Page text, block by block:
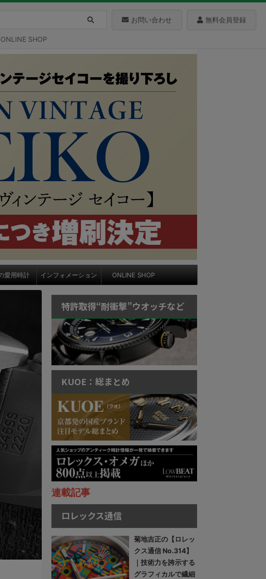
お問い合わせ 無料会員登録
ONLINE SHOP
愛用時計 インフォメーション ONLINE SHOP
特許取得“耐衝撃”ウオッチなど
KUOE：総まとめ
連載記事
ロレックス通信
菊地吉正の【ロレッ
クス通信 No.314】
｜技術力を誇示する
グラフィカルで繊細